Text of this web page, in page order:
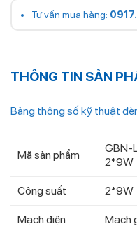
Tư vấn mua hàng:
THÔNG TIN SẢN
Bảng thông số kỹ thuật
Mã sản phẩm
GBN-
2*9W
Công suất 2*9W
Mạch điện Mạch